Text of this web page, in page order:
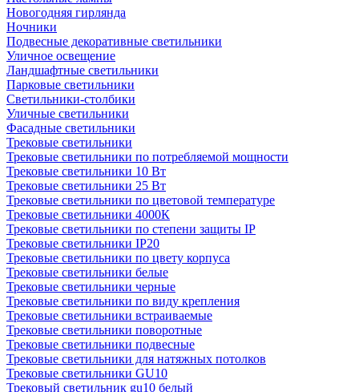
Новогодняя гирлянда
Ночники
Подвесные декоративные светильники
Уличное освещение
Ландшафтные светильники
Парковые светильники
Светильники-столбики
Уличные светильники
Фасадные светильники
Трековые светильники
Трековые светильники по потребляемой мощности
Трековые светильники 10 Вт
Трековые светильники 25 Вт
Трековые светильники по цветовой температуре
Трековые светильники 4000К
Трековые светильники по степени защиты IP
Трековые светильники IP20
Трековые светильники по цвету корпуса
Трековые светильники белые
Трековые светильники черные
Трековые светильники по виду крепления
Трековые светильники встраиваемые
Трековые светильники поворотные
Трековые светильники подвесные
Трековые светильники для натяжных потолков
Трековые светильники GU10
Трековый светильник gu10 белый